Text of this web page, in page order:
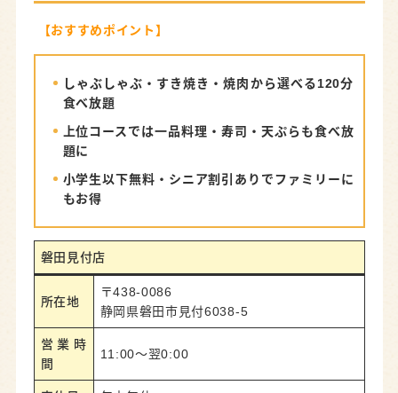
【おすすめポイント】
しゃぶしゃぶ・すき焼き・焼肉から選べる120分
食べ放題
上位コースでは一品料理・寿司・天ぷらも食べ放
題に
小学生以下無料・シニア割引ありでファミリーに
もお得
磐田見付店
所在地
〒438-0086
静岡県磐田市見付6038-5
営業時
間
11:00〜翌0:00